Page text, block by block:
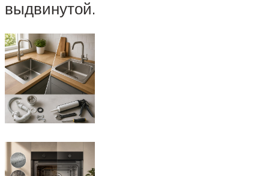
выдвинутой.